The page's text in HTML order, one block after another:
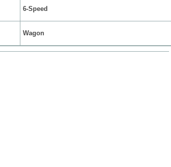
6-Speed
Wagon